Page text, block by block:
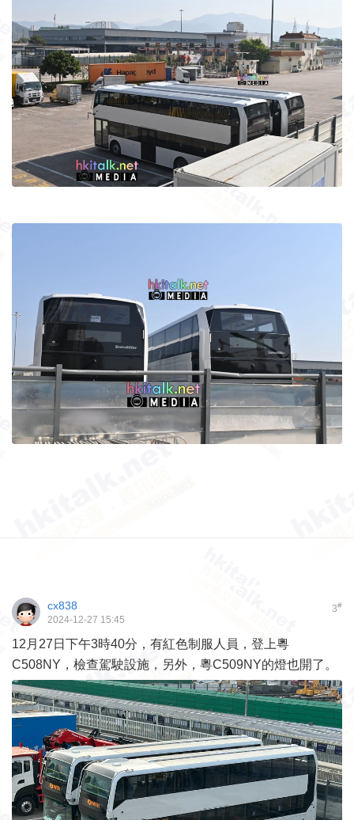
3#
cx838
2024-12-27 15:45
12月27日下午3時40分，有紅色制服人員，登上粵
C508NY，檢查駕駛設施，另外，粵C509NY的燈也開了。